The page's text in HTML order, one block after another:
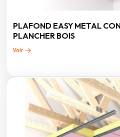
PLAFOND EASY METAL
PLANCHER BOIS
Voir